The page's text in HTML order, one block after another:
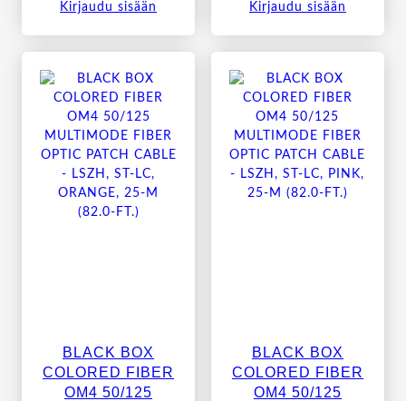
Kirjaudu sisään
Kirjaudu sisään
BLACK BOX
COLORED FIBER
OM4 50/125
BLACK BOX
COLORED FIBER
OM4 50/125